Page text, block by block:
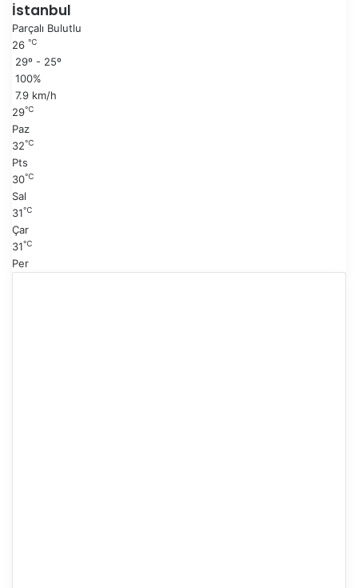
s
a
a
k
i
y
f
İstanbul
Parçalı Bulutlu
26 ℃
29º - 25º
100%
7.9 km/h
29℃
Paz
32℃
Pts
30℃
Sal
31℃
Çar
31℃
Per